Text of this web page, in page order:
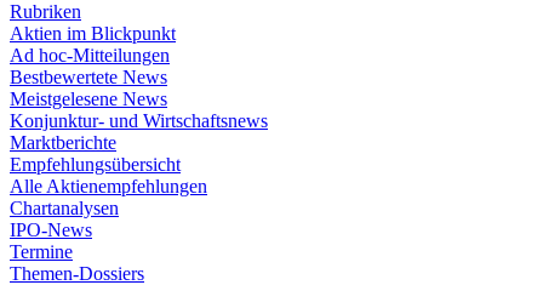
Rubriken
Aktien im Blickpunkt
Ad hoc-Mitteilungen
Bestbewertete News
Meistgelesene News
Konjunktur- und Wirtschaftsnews
Marktberichte
Empfehlungsübersicht
Alle Aktienempfehlungen
Chartanalysen
IPO-News
Termine
Themen-Dossiers